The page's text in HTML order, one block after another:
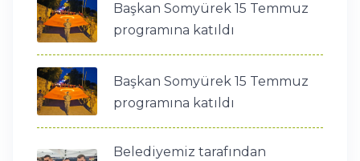
Başkan Somyürek 15 Temmuz
programına katıldı
Başkan Somyürek 15 Temmuz
programına katıldı
Belediyemiz tarafından